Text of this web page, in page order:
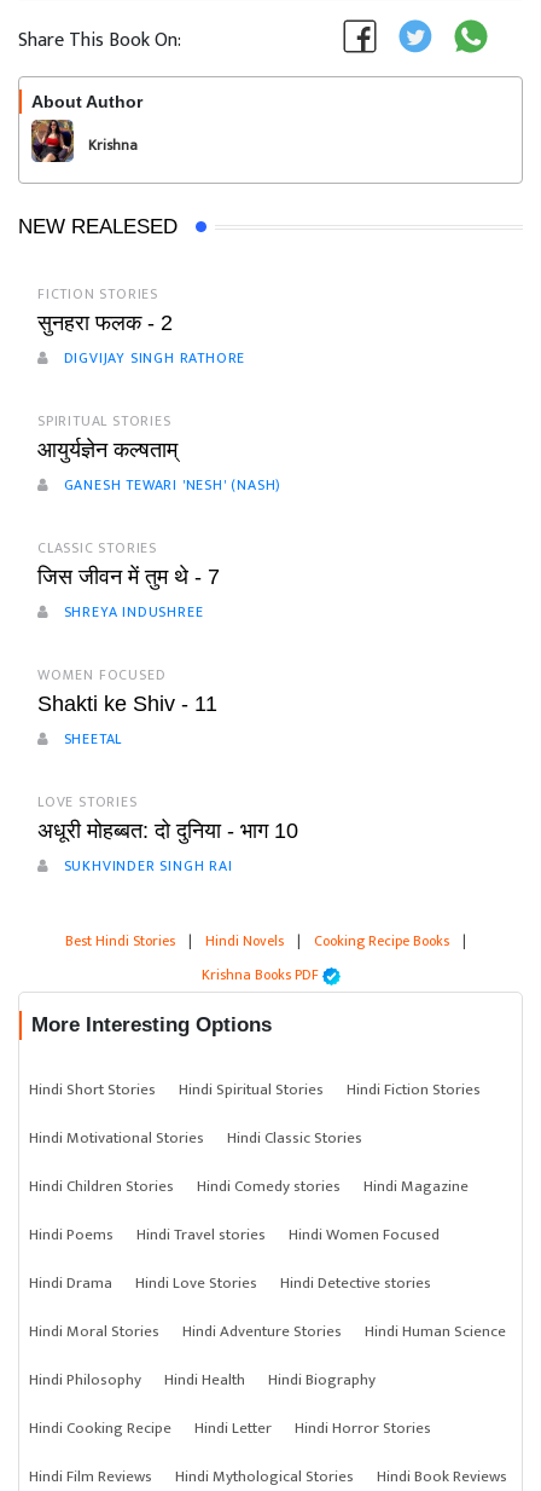
Share This Book On:
About Author
Krishna
NEW REALESED
FICTION STORIES
सुनहरा फलक - 2
DIGVIJAY SINGH RATHORE
SPIRITUAL STORIES
आयुर्यज्ञेन कल्षताम्
GANESH TEWARI 'NESH' (NASH)
CLASSIC STORIES
जिस जीवन में तुम थे - 7
SHREYA INDUSHREE
WOMEN FOCUSED
Shakti ke Shiv - 11
SHEETAL
LOVE STORIES
अधूरी मोहब्बत: दो दुनिया - भाग 10
SUKHVINDER SINGH RAI
Best Hindi Stories | Hindi Novels | Cooking Recipe Books |
Krishna Books PDF
More Interesting Options
Hindi Short Stories Hindi Spiritual Stories
Hindi Fiction Stories
Hindi Motivational Stories
Hindi Classic Stories
Hindi Children Stories
Hindi Comedy stories
Hindi Magazine
Hindi Poems
Hindi Travel stories
Hindi Women Focused
Hindi Drama
Hindi Love Stories
Hindi Detective stories
Hindi Moral Stories
Hindi Adventure Stories
Hindi Human Science
Hindi Philosophy
Hindi Health
Hindi Biography
Hindi Cooking Recipe
Hindi Letter
Hindi Horror Stories
Hindi Film Reviews
Hindi Mythological Stories
Hindi Book Reviews